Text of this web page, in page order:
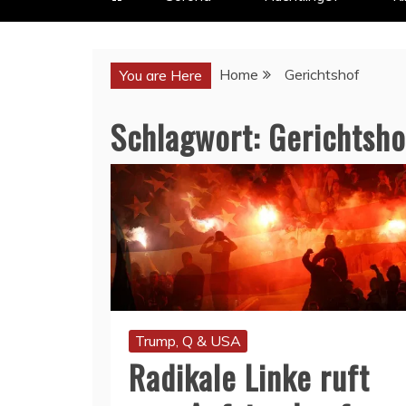
You are Here Home Gerichtshof
Schlagwort:
Trump, Q & USA
Radikale Linke ruft